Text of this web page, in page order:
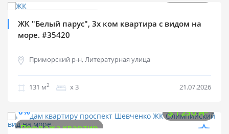
ЖК "Белый парус", 3х ком квартира с видом на
море. #35420
Приморский р-н, Литературная улица
131 м2 х 3 21.07.2026
0%
$1 250 м2
Продажа квартир